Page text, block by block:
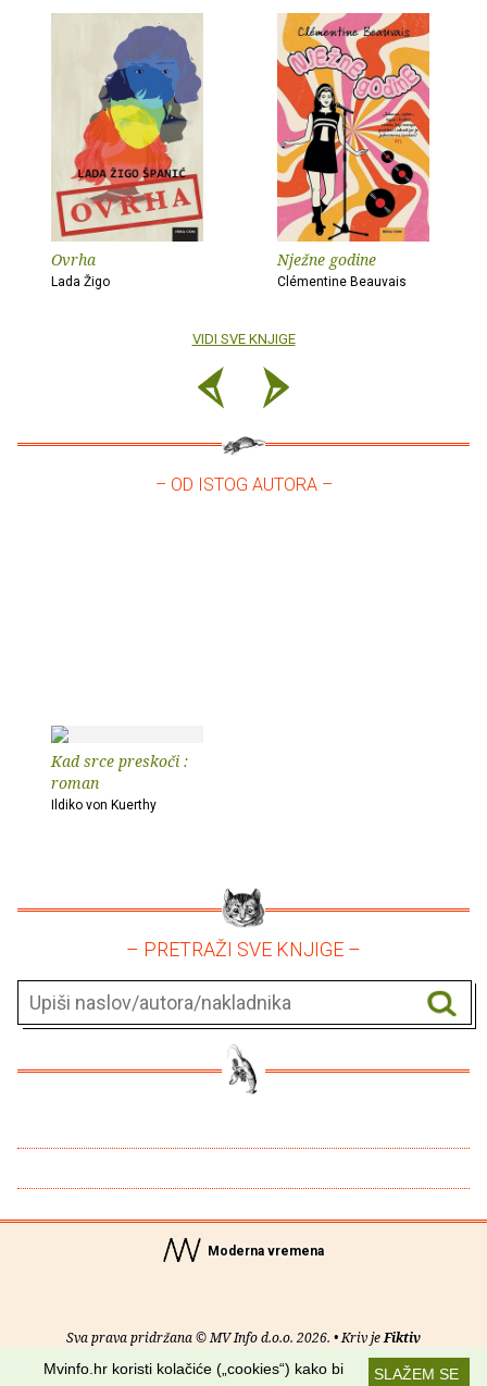
Ovrha
Lada Žigo
Nježne godine
Clémentine Beauvais
VIDI SVE KNJIGE
– OD ISTOG AUTORA –
Kad srce preskoči :
roman
Ildiko von Kuerthy
– PRETRAŽI SVE KNJIGE –
Moderna vremena
Sva prava pridržana © MV Info d.o.o. 2026. • Kriv jeFiktiv
O nama• Pomoć• Uvjeti korištenja•RSS kanaliSLAŽEM SE
Mvinfo.hr koristi kolačiće („cookies“) kako bi